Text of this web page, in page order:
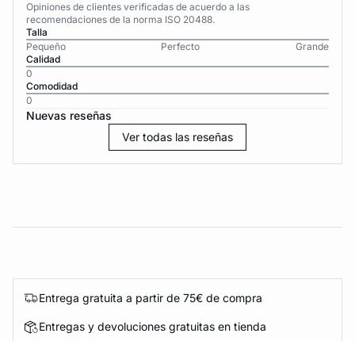
Opiniones de clientes verificadas de acuerdo a las
recomendaciones de la norma ISO 20488.
Talla
Pequeño
Perfecto
Grande
Calidad
0
Comodidad
0
Nuevas reseñas
Ver todas las reseñas
Entrega gratuita a partir de 75€ de compra
Entregas y devoluciones gratuitas en tienda